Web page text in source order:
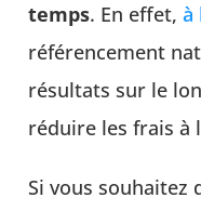
temps. En effet,à
référencement
résultats sur le
réduire les frais à
Si vous souhaitez